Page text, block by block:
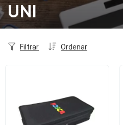
UNI
Ordenar
Filtrar